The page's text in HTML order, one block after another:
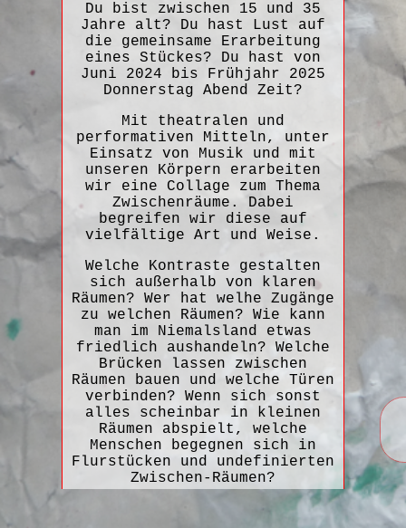
Du bist zwischen 15 und 35
Jahre alt? Du hast Lust auf
die gemeinsame Erarbeitung
eines Stückes? Du hast von
Juni 2024 bis Frühjahr 2025
Donnerstag Abend Zeit?
Mit theatralen und
performativen Mitteln, unter
Einsatz von Musik und mit
unseren Körpern erarbeiten
wir eine Collage zum Thema
Zwischenräume. Dabei
begreifen wir diese auf
vielfältige Art und Weise.
Welche Kontraste gestalten
sich außerhalb von klaren
Räumen? Wer hat welhe Zugänge
zu welchen Räumen? Wie kann
man im Niemalsland etwas
friedlich aushandeln? Welche
Brücken lassen zwischen
Räumen bauen und welche Türen
verbinden? Wenn sich sonst
alles scheinbar in kleinen
Räumen abspielt, welche
Menschen begegnen sich in
Flurstücken und undefinierten
Zwischen-Räumen?
Wir gehen das Thema an.